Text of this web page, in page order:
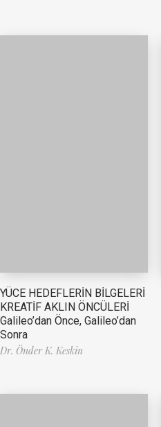
YÜCE HEDEFLERİN BİLGELERİ
KREATİF AKLIN ÖNCÜLERİ
Galileo’dan Önce, Galileo’dan
Sonra
Dr. Önder K. Keskin